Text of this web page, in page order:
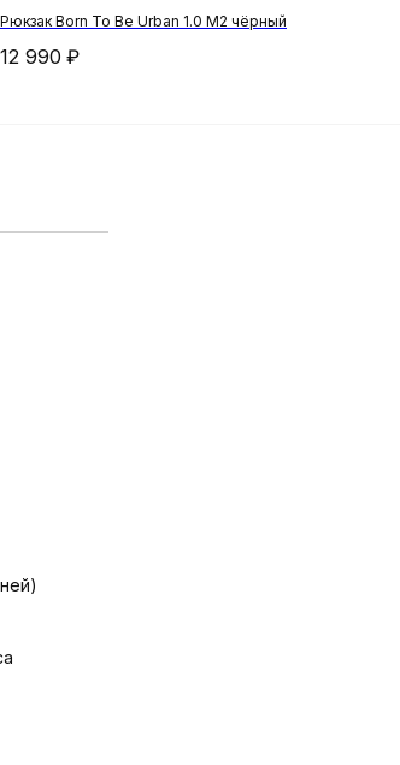
Рюкзак Born To Be Urban 1.0 М2 чёрный
12 990 ₽